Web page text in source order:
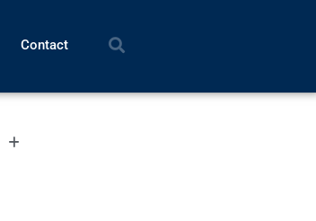
Contact